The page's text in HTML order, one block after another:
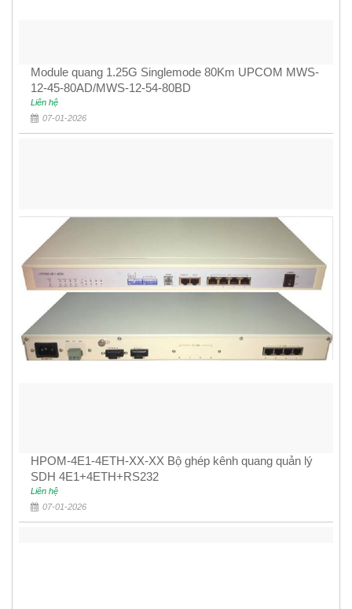
Module quang 1.25G Singlemode 80Km UPCOM MWS-
12-45-80AD/MWS-12-54-80BD
Liên hệ
07-01-2026
HPOM-4E1-4ETH-XX-XX Bộ ghép kênh quang quản lý
SDH 4E1+4ETH+RS232
Liên hệ
07-01-2026